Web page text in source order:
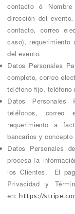
contacto ó
dirección del
contacto, correo
caso), requerimiento
del evento.
Datos Personales
completo, correo
teléfono fijo, teléfono
Datos Personales
teléfonos, correo
requerimiento a
bancarios y concepto
Datos Personales
procesa la
los Clientes. El
Privacidad y
en: https://